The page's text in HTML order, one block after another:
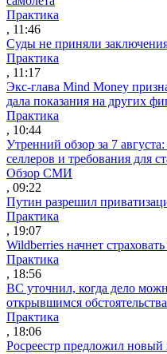
Практика
, 11:46
Суды не приняли
Практика
, 11:17
Экс-глава Mind Money
дала показания на других
Практика
, 10:44
Утренний обзор за 7
селлеров и требования для
Обзор СМИ
, 09:22
Путин разрешил
Практика
, 19:07
Wildberries начнет
Практика
, 18:56
ВС уточнил, когда дело
открывшимся
Практика
, 18:06
Росреестр предложил